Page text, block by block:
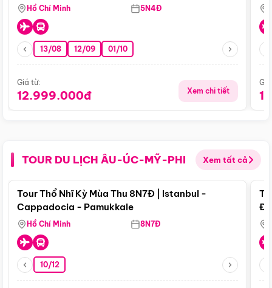
Hồ Chí Minh 5N4Đ
13/08 12/09 01/10
Giá từ:
12.999.000đ Xem chi tiết
TOUR DU LỊCH ÂU-ÚC-MỸ-PHI Xem tất cả
Điểm nổi bật
Tour Thổ Nhĩ Kỳ Mùa Thu 8N7Đ | Istanbul -
Cappadocia - Pamukkale
Hồ Chí Minh 8N7Đ
10/12